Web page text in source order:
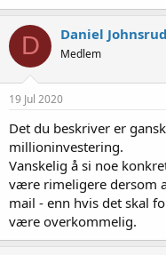
D Daniel Johnsrud
Medlem
19 Jul 2020
Det du beskriver er
millioninvestering.
Vanskelig å si noe
være rimeligere dersom
mail - enn hvis det skal
være overkommelig.